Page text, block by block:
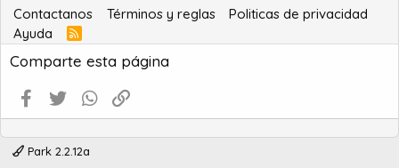
Contactanos Términos y reglas
Politicas de privacidad
Ayuda
R
S
S
Comparte esta página
Facebook
Twitter WhatsApp
Park 2.2.12a